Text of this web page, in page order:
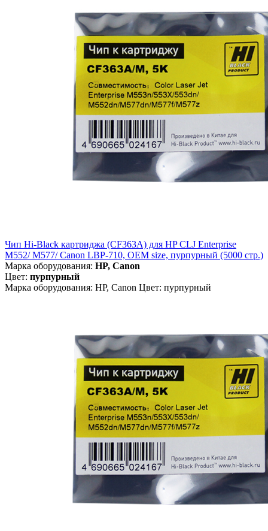
Чип Hi-Black картриджа (CF363A) для HP CLJ Enterprise
M552/ M577/ Canon LBP-710, OEM size, пурпурный (5000 стр.)
Марка оборудования: HP, Canon
Цвет: пурпурный
Марка оборудования: HP, Canon Цвет: пурпурный